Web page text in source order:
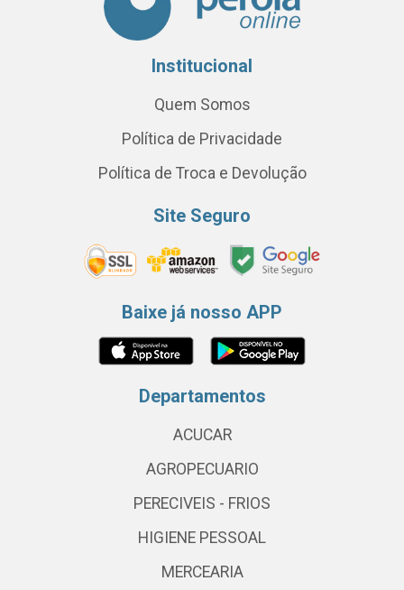
Institucional
Quem Somos
Política de Privacidade
Política de Troca e Devolução
Site Seguro
Baixe já nosso APP
Departamentos
ACUCAR
AGROPECUARIO
PERECIVEIS - FRIOS
HIGIENE PESSOAL
MERCEARIA